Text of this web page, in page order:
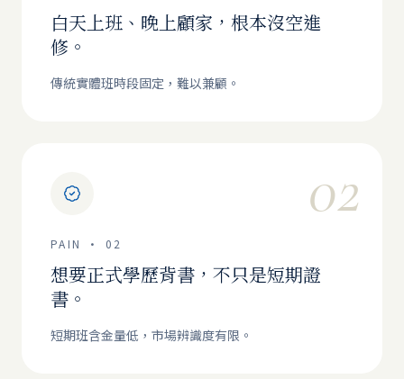
白天上班、晚上顧家，根本沒空進
修。
傳統實體班時段固定，難以兼顧。
02
PAIN · 02
想要正式學歷背書，不只是短期證
書。
短期班含金量低，市場辨識度有限。